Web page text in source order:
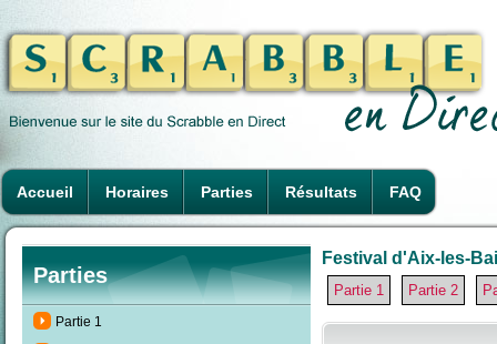
Accueil Horaires Parties Résultats FAQ
Parties
Partie 1
Festival d'Aix-les-
Partie 1 Partie 2